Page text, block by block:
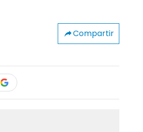
Compartir